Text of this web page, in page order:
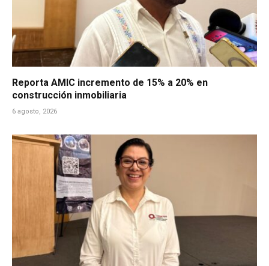
Reporta AMIC incremento de 15% a 20% en
construcción inmobiliaria
6 agosto, 2026